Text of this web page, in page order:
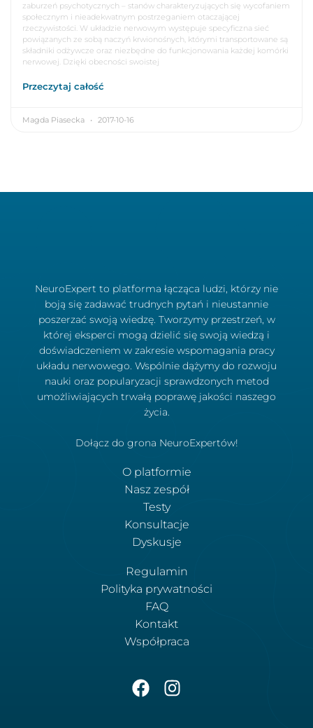
zaburzeń psychotycznych – stanów charakteryzujących się wycofaniem
społecznym i nieadekwatnym postrzeganiem otaczającej
rzeczywistości. W układzie nerwowym występuje specyficzna sieć
powiązanych ze sobą naczyń krwionośnych, którymi transportowane są
składniki odżywcze oraz niezbędne do funkcjonowania każdej komórki
nerwowej. Dzięki obecności swoistej
Przeczytaj całość
Magda Piasecka 2017-10-16
NeuroExpert to platforma łącząca ludzi, którzy nie
boją się zadawać trudnych pytań i nieustannie
poszerzać swoją wiedzę. Tworzymy przestrzeń, w
której eksperci mogą dzielić się swoją wiedzą i
doświadczeniem w zakresie wspomagania pracy
układu nerwowego. Wspólnie dążymy do rozwoju
nauki oraz popularyzacji sprawdzonych metod
umożliwiających trwałą poprawę jakości naszego
życia.
Dołącz do grona NeuroExpertów!
O platformie
Nasz zespół
Testy
Konsultacje
Dyskusje
Regulamin
Polityka prywatności
FAQ
Kontakt
Współpraca